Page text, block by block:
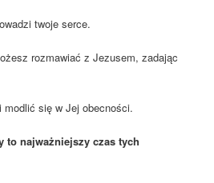
twoje serce.
rozmawiać z Jezusem, zadając
się w Jej obecności.
to najważniejszy czas tych